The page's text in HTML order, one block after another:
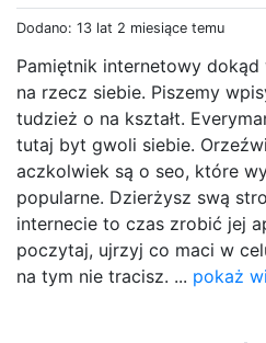
Dodano: 13 lat 2 miesiące temu
Pamiętnik internetowy
na rzecz siebie. Piszemy
tudzież o na kształt.
tutaj byt gwoli siebie.
aczkolwiek są o seo, które
popularne. Dzierżysz swą
internecie to czas zrobić jej
poczytaj, ujrzyj co maci w
na tym nie tracisz. ... pokaż